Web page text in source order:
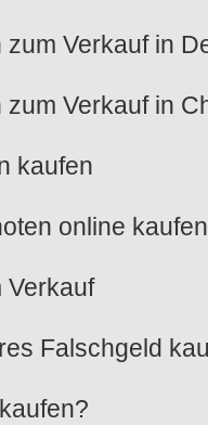
Verkauf in
Verkauf in
kaufen
online
Verkauf
Falschgeld